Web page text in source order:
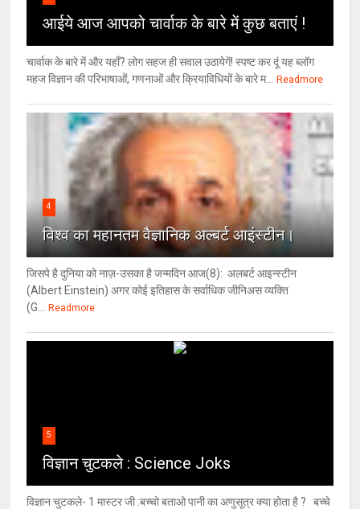
आईये आज आपको चार्वाक के बारे में कुछ बताएं !
चार्वाक के बारे में और यहाँ? लोग सहज ही सवाल उठायेगें! स्पष्ट कर दूं यह ब्लॉग
महज विज्ञान की परिभाषाओं, गणनाओं और क्रियाविधियों के बारे म...
Readmore
4
विश्‍व का महानतम वैज्ञानिक अल्बर्ट आइंस्टीन।
जिसपे है दुनिया को नाज़-उसका है जन्मदिन आज(8): अलबर्ट आइन्स्टीन
(Albert Einstein) अगर कोई इतिहास के सर्वाधिक जीनिअस व्यक्ति
(G...
Readmore
5
विज्ञान चुटकले : Science Joks
विज्ञान चुटकले- 1 मास्टर जी :बच्चो बताओ पानी का अणुसूत्र क्या होता है ? बच्चे